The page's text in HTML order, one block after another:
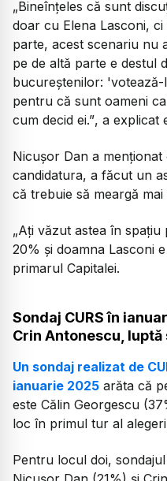
„Bineînțeles că sunt
doar cu Elena Lasconi,
parte, acest scenariu nu
pe de altă parte e destul
bucureștenilor:
pentru că sunt oameni
cum decid ei.”, a explicat
Nicușor Dan a
candidatura, a făcut un
că trebuie să meargă mai
„Ați văzut astea în
20% și doamna Lasconi
primarul Capitalei.
Sondaj CURS în
Crin Antonescu,
Un sondaj realizat de
ianuarie 2025 arăta că
este Călin Georgescu
loc în primul tur al
Pentru locul doi,